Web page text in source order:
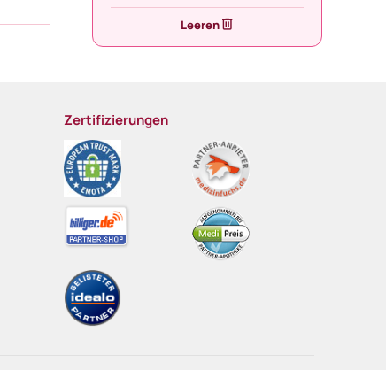
Leeren
Zertifizierungen